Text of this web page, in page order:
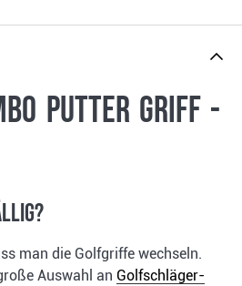
Putter Griff -
man die Golfgriffe wechseln.
Auswahl an Golfschläger-